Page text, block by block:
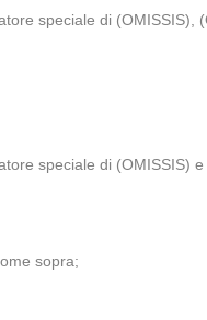
speciale di
speciale di
sopra;